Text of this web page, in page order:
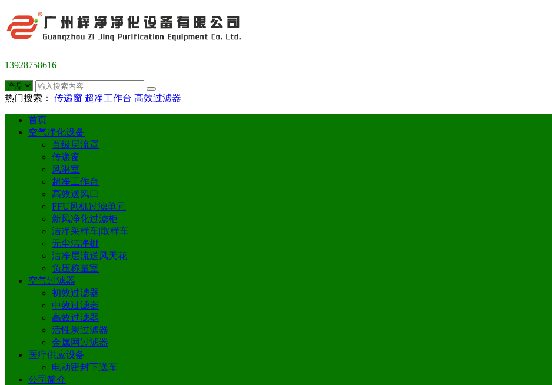
13928758616
热门搜索： 传递窗 超净工作台 高效过滤器
首页
空气净化设备
百级层流罩
传递窗
风淋室
超净工作台
高效送风口
FFU风机过滤单元
新风净化过滤柜
洁净采样车|取样车
无尘洁净棚
洁净层流送风天花
负压称量室
空气过滤器
初效过滤器
中效过滤器
高效过滤器
活性炭过滤器
金属网过滤器
医疗供应设备
电动密封下送车
公司简介